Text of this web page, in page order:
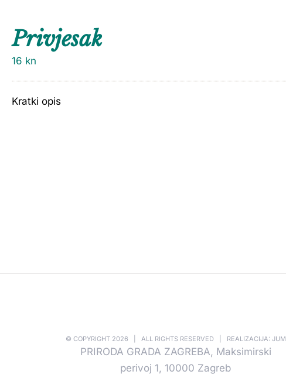
Privjesak
16 kn
Kratki opis
© COPYRIGHT 2026 | ALL RIGHTS RESERVED | REALIZACIJA: JUM
PRIRODA GRADA ZAGREBA, Maksimirski
perivoj 1, 10000 Zagreb